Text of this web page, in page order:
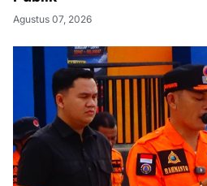
Agustus 07, 2026